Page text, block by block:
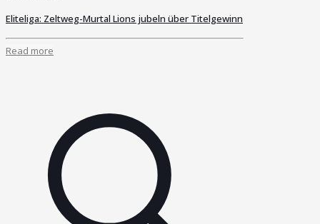
Eliteliga: Zeltweg-Murtal Lions jubeln über Titelgewinn
Read more